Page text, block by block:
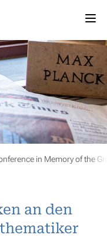
in Memory of the
an den